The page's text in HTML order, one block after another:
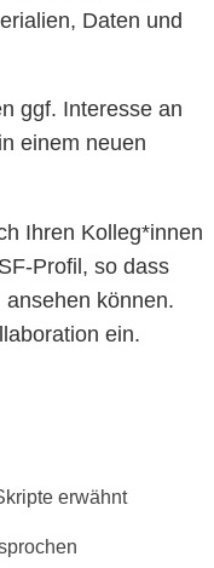
Daten und
ggf. Interesse an
einem neuen
Ihren Kolleg*innen
Profil, so dass
können.
ein.
erwähnt